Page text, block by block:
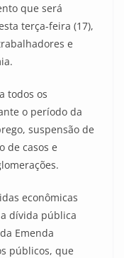
que será
terça-feira (17),
e
todos os
o período da
suspensão de
de casos e
econômicas
dívida pública
Emenda
públicos, que